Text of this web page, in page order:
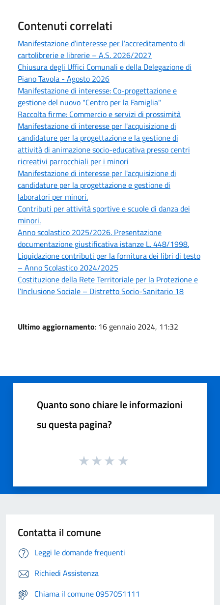
Contenuti correlati
Manifestazione d’interesse per l’accreditamento di
cartolibrerie e librerie – A.S. 2026/2027
Chiusura degli Uffici Comunali e della Delegazione di
Piano Tavola - Agosto 2026
Manifestazione di interesse: Co-progettazione e
gestione del nuovo "Centro per la Famiglia"
Raccolta firme: Commercio e servizi di prossimità
Manifestazione di interesse per l'acquisizione di
candidature per la progettazione e la gestione di
attività di animazione socio-educativa presso centri
ricreativi parrocchiali per i minori
Manifestazione di interesse per l'acquisizione di
candidature per la progettazione e gestione di
laboratori per minori.
Contributi per attività sportive e scuole di danza dei
minori.
Anno scolastico 2025/2026. Presentazione
documentazione giustificativa istanze L. 448/1998.
Liquidazione contributi per la fornitura dei libri di testo
– Anno Scolastico 2024/2025
Costituzione della Rete Territoriale per la Protezione e
l’Inclusione Sociale – Distretto Socio-Sanitario 18
Ultimo aggiornamento: 16 gennaio 2024, 11:32
Quanto sono chiare le informazioni
su questa pagina?
Contatta il comune
Leggi le domande frequenti
Richiedi Assistenza
Chiama il comune 0957051111